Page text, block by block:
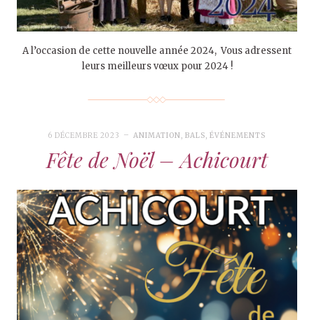
A l’occasion de cette nouvelle année 2024, Vous adressent
leurs meilleurs vœux pour 2024 !
6 DÉCEMBRE 2023 ANIMATION, BALS,ÉVÉNEMENTS
Fête de Noël – Achicourt